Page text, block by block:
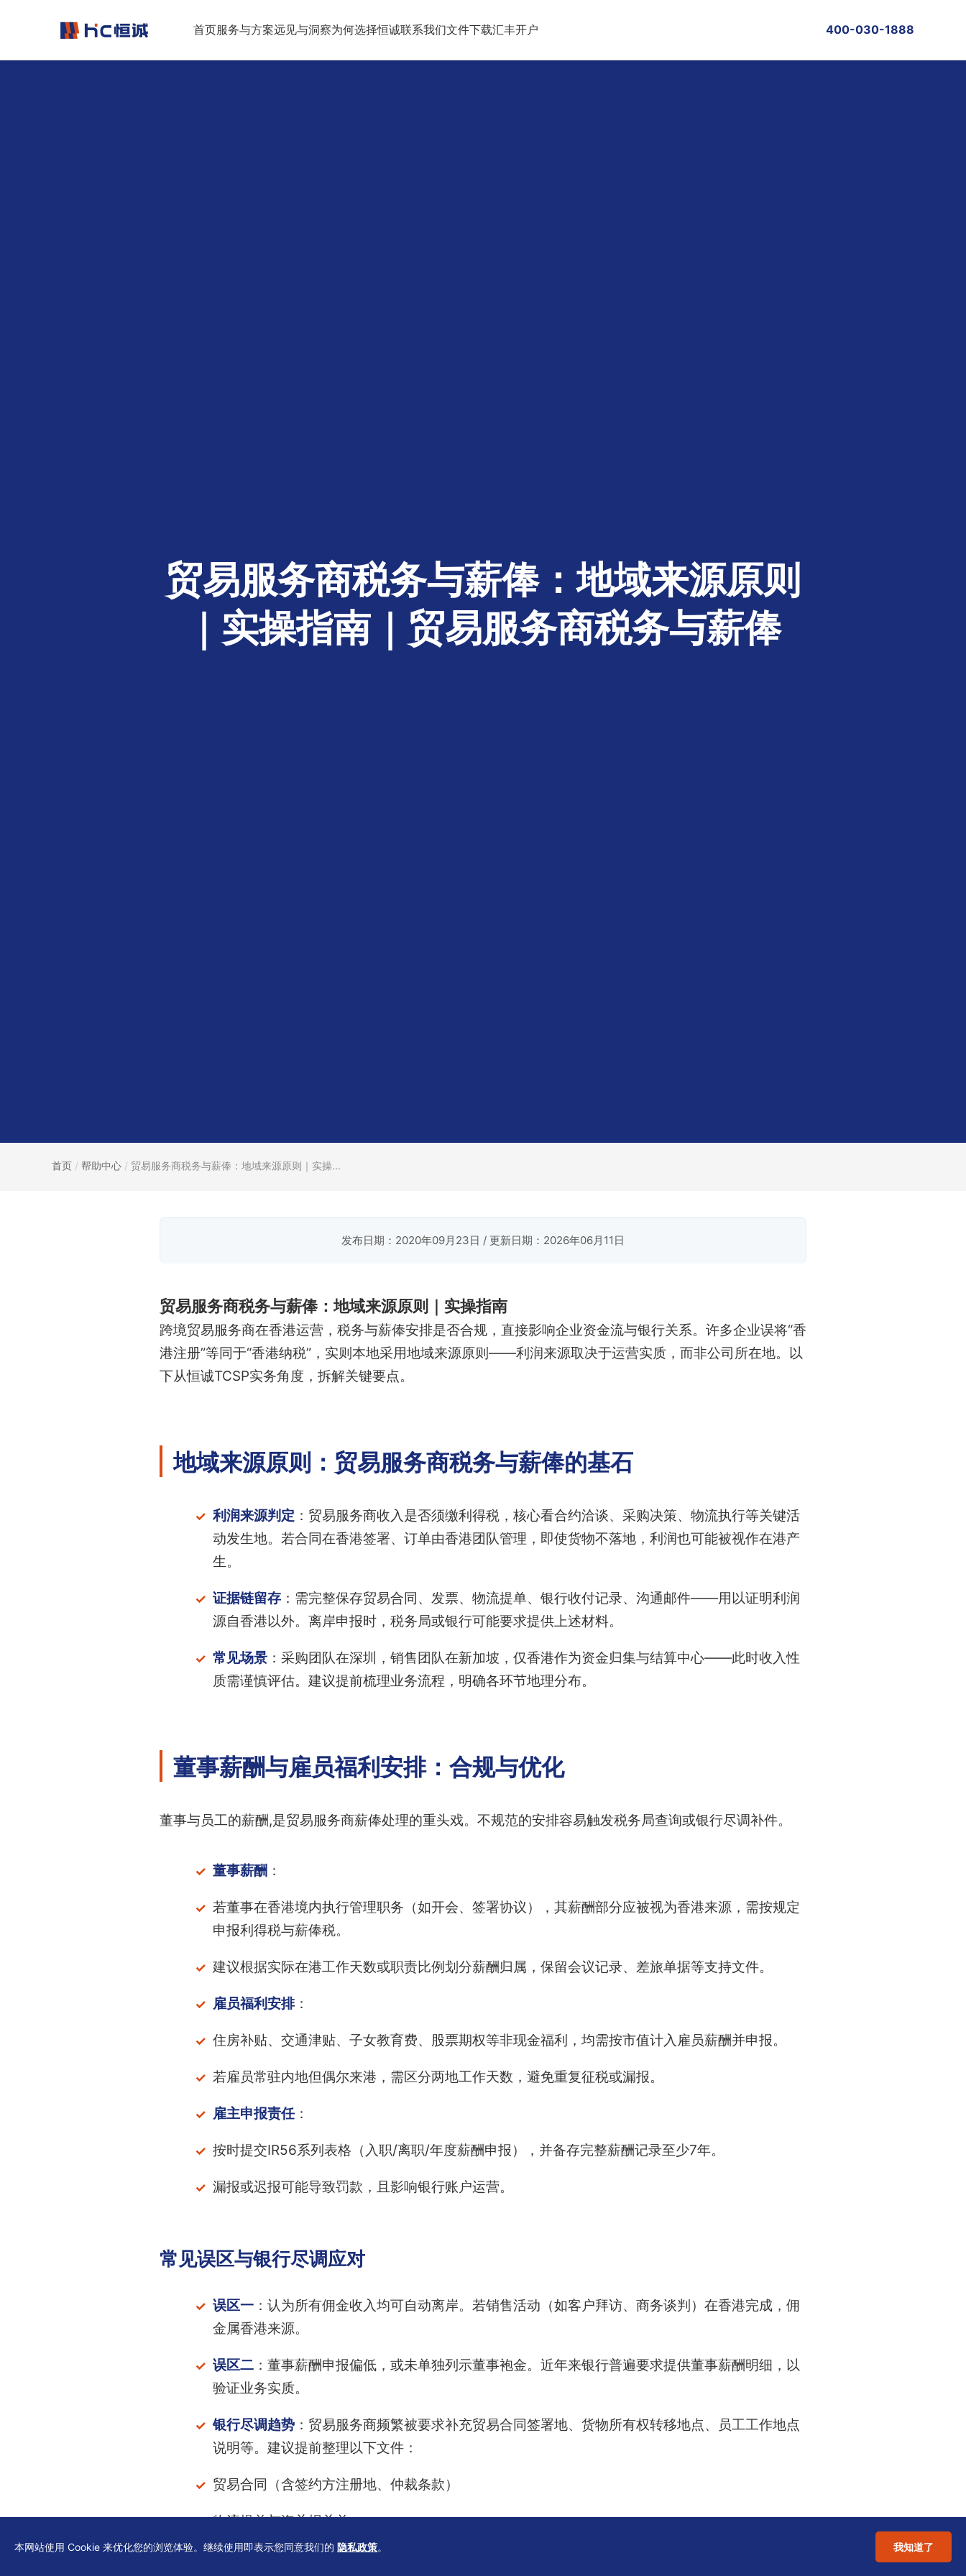
首页服务与方案远见与洞察为何选择恒诚联系我们文件下载汇丰开户 400-030-1888
贸易服务商税务与薪俸：地域来源原则
｜实操指南｜贸易服务商税务与薪俸
首页 / 帮助中心 / 贸易服务商税务与薪俸：地域来源原则｜实操...
发布日期：2020年09月23日 / 更新日期：2026年06月11日
贸易服务商税务与薪俸：地域来源原则｜实操指南
跨境贸易服务商在香港运营，税务与薪俸安排是否合规，直接影响企业资金流与银行关系。许多企业误将“香
港注册”等同于“香港纳税”，实则本地采用地域来源原则——利润来源取决于运营实质，而非公司所在地。以
下从恒诚TCSP实务角度，拆解关键要点。
地域来源原则：贸易服务商税务与薪俸的基石
利润来源判定 ：贸易服务商收入是否须缴利得税，核心看合约洽谈、采购决策、物流执行等关键活
动发生地。若合同在香港签署、订单由香港团队管理，即使货物不落地，利润也可能被视作在港产
生。
证据链留存：需完整保存贸易合同、发票、物流提单、银行收付记录、沟通邮件——用以证明利润
源自香港以外。离岸申报时，税务局或银行可能要求提供上述材料。
常见场景：采购团队在深圳，销售团队在新加坡，仅香港作为资金归集与结算中心——此时收入性
质需谨慎评估。建议提前梳理业务流程，明确各环节地理分布。
董事薪酬与雇员福利安排：合规与优化
董事与员工的薪酬,是贸易服务商薪俸处理的重头戏。不规范的安排容易触发税务局查询或银行尽调补件。
董事薪酬 ：
若董事在香港境内执行管理职务（如开会、签署协议），其薪酬部分应被视为香港来源，需按规定
申报利得税与薪俸税。
建议根据实际在港工作天数或职责比例划分薪酬归属，保留会议记录、差旅单据等支持文件。
雇员福利安排：
住房补贴、交通津贴、子女教育费、股票期权等非现金福利，均需按市值计入雇员薪酬并申报。
若雇员常驻内地但偶尔来港，需区分两地工作天数，避免重复征税或漏报。
雇主申报责任：
按时提交IR56系列表格（入职/离职/年度薪酬申报），并备存完整薪酬记录至少7年。
漏报或迟报可能导致罚款，且影响银行账户运营。
常见误区与银行尽调应对
误区一：认为所有佣金收入均可自动离岸。若销售活动（如客户拜访、商务谈判）在香港完成，佣
金属香港来源。
误区二：董事薪酬申报偏低，或未单独列示董事袍金。近年来银行普遍要求提供董事薪酬明细，以
验证业务实质。
银行尽调趋势：贸易服务商频繁被要求补充贸易合同签署地、货物所有权转移地点、员工工作地点
说明等。建议提前整理以下文件：
贸易合同（含签约方注册地、仲裁条款）
物流提单与海关报关单
公司银行流水与对应收付发票
本网站使用 Cookie 来优化您的浏览体验。继续使用即表示您同意我们的 隐私政策。 我知道了